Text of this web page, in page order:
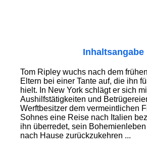
Inhaltsangabe
Tom Ripley wuchs nach dem
Eltern bei einer Tante auf, die ihn
hielt. In New York schlägt er sich
Aushilfstätigkeiten und
Werftbesitzer dem vermeintlichen
Sohnes eine Reise nach Italien
ihn überredet, sein
nach Hause zurückzukehren ...